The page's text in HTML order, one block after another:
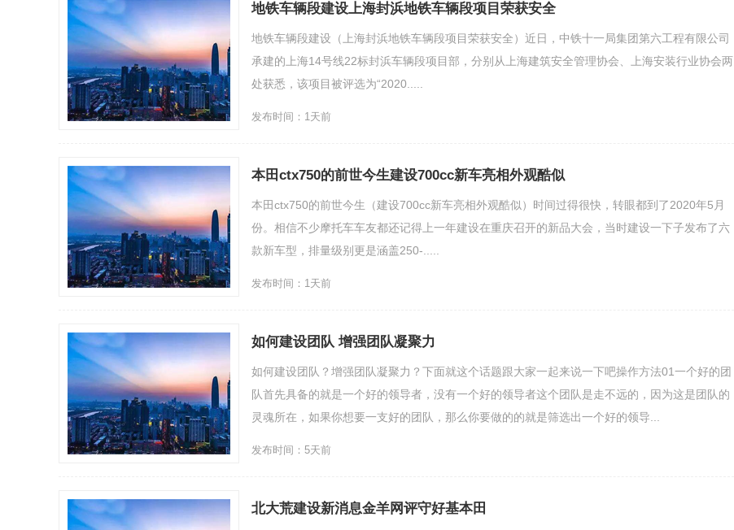
地铁车辆段建设上海封浜地铁车辆段项目荣获安全
地铁车辆段建设（上海封浜地铁车辆段项目荣获安全）近日，中铁十一局集团第六工程有限公司
承建的上海14号线22标封浜车辆段项目部，分别从上海建筑安全管理协会、上海安装行业协会两
处获悉，该项目被评选为“2020.....
发布时间：1天前
本田ctx750的前世今生建设700cc新车亮相外观酷似
本田ctx750的前世今生（建设700cc新车亮相外观酷似）时间过得很快，转眼都到了2020年5月
份。相信不少摩托车车友都还记得上一年建设在重庆召开的新品大会，当时建设一下子发布了六
款新车型，排量级别更是涵盖250-.....
发布时间：1天前
如何建设团队 增强团队凝聚力
如何建设团队？增强团队凝聚力？下面就这个话题跟大家一起来说一下吧操作方法01一个好的团
队首先具备的就是一个好的领导者，没有一个好的领导者这个团队是走不远的，因为这是团队的
灵魂所在，如果你想要一支好的团队，那么你要做的的就是筛选出一个好的领导...
发布时间：5天前
北大荒建设新消息金羊网评守好基本田